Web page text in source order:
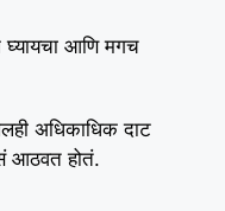
घ्यायचा आणि मगच
अधिकाधिक दाट
आठवत होतं.